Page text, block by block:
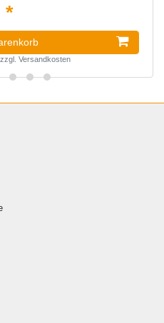
*
zzgl. Versandkosten